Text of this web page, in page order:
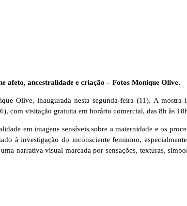
afeto, ancestralidade e criação – Fotos Monique Olive.
Olive, inaugurada nesta segunda-feira (11). A
com visitação gratuita em horário comercial, das 8h às
em imagens sensíveis sobre a maternidade e os
à investigação do inconsciente feminino,
narrativa visual marcada por sensações, texturas,